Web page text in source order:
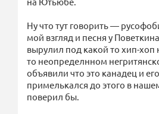
Ну что тут говорить —
мой взгляд и песня у
вырулил под какой то хип-хоп
то неопределнном
объявили что это канадец и
примелькался до этого в
поверил бы.